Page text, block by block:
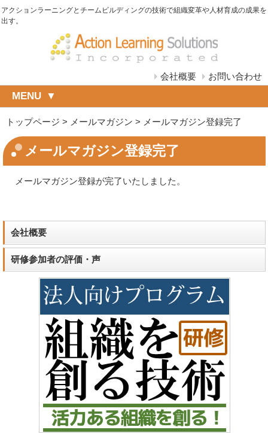
アクションラーニングとチームビルディングの技術で組織変革や人材育成の成果を
出す。
お問い合わせ
会社概要
MENU
トップページ > メールマガジン > メールマガジン登録完了
メールマガジン登録完了
メールマガジン登録が完了いたしました。
会社概要
研修参加者の評価・声